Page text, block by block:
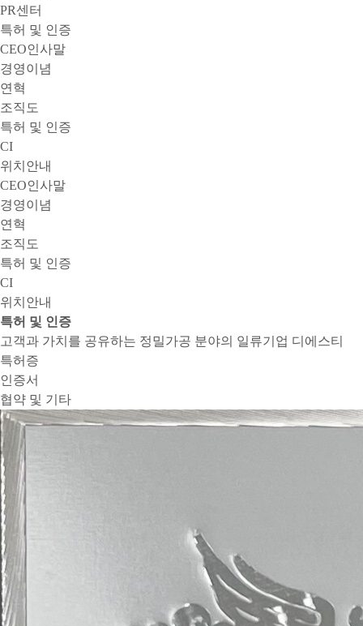
PR센터
특허 및 인증
CEO인사말
경영이념
연혁
조직도
특허 및 인증
CI
위치안내
CEO인사말
경영이념
연혁
조직도
특허 및 인증
CI
위치안내
특허 및 인증
고객과 가치를 공유하는 정밀가공 분야의 일류기업 디에스티
특허증
인증서
협약 및 기타